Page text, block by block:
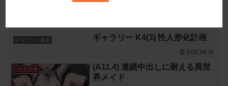
ギャラリー麻衣 ギャラリー K4(3) 性人形化計画
2025.09.18
2次元部屋
(A11.4) 連続中出しに耐える異世
界メイド